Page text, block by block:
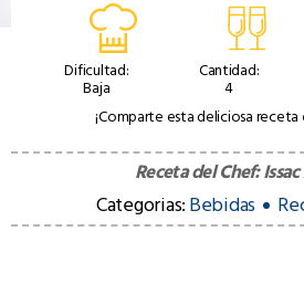
Dificultad:
Baja
Cantidad:
4
¡Comparte esta deliciosa receta
Receta del Chef:
Categorias:Bebidas